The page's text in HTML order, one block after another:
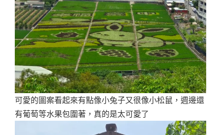
可愛的圖案看起來有點像小兔子又很像小松鼠，週邊還
有葡萄等水果包圍著，真的是太可愛了